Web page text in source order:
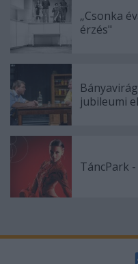
„Csonka
érzés"
jubileumi
TáncPark